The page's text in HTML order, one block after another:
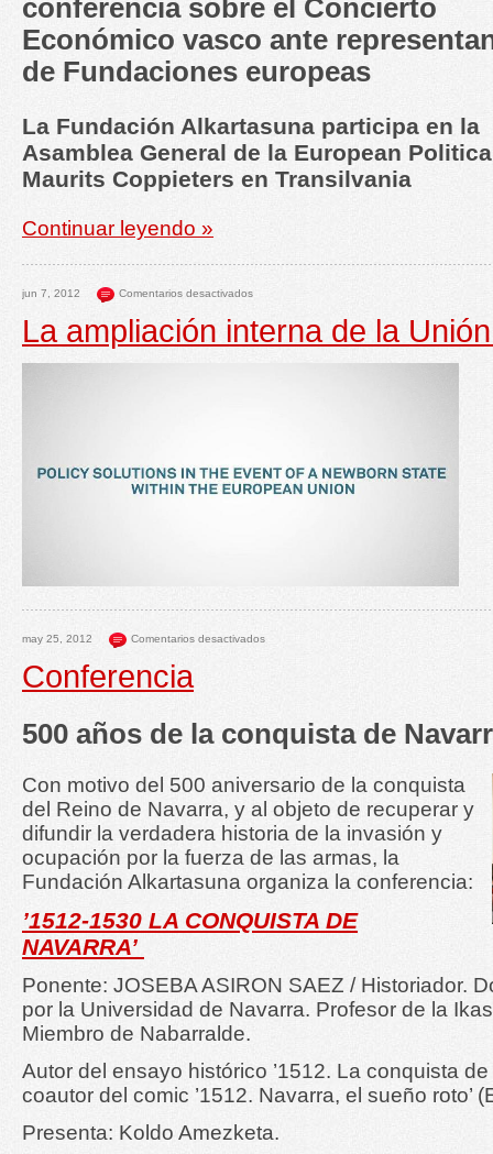
conferencia sobre el Concierto
Económico vasco ante
de Fundaciones europeas
La Fundación Alkartasuna participa en la
Asamblea General de la European
Maurits Coppieters en Transilvania
Continuar leyendo »
jun 7, 2012 Comentarios desactivados
La ampliación interna de la
may 25, 2012 Comentarios desactivados
Conferencia
500 años de la conquista de
Con motivo del 500 aniversario de la conquista
del Reino de Navarra, y al objeto de recuperar y
difundir la verdadera historia de la invasión y
ocupación por la fuerza de las armas, la
Fundación Alkartasuna organiza la conferencia:
’1512-1530 LA CONQUISTA DE
NAVARRA’
Ponente: JOSEBA ASIRON SAEZ / Historiador.
por la Universidad de Navarra. Profesor de la
Miembro de Nabarralde.
Autor del ensayo histórico ’1512. La conquista
coautor del comic ’1512. Navarra, el sueño roto’
Presenta: Koldo Amezketa.